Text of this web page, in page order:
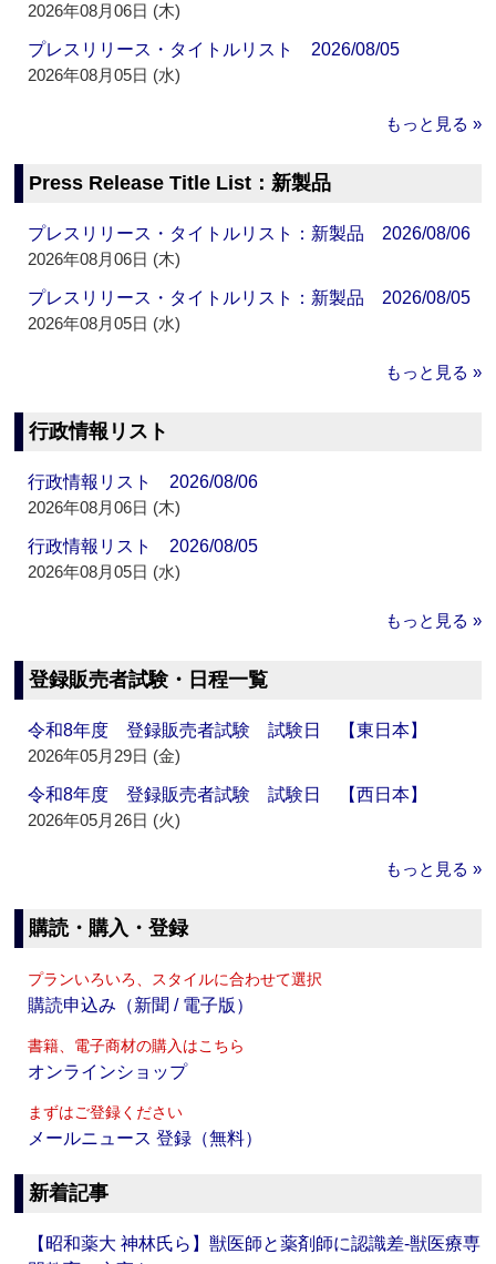
2026年08月06日 (木)
プレスリリース・タイトルリスト 2026/08/05
2026年08月05日 (水)
もっと見る »
Press Release Title List：新製品
プレスリリース・タイトルリスト：新製品 2026/08/06
2026年08月06日 (木)
プレスリリース・タイトルリスト：新製品 2026/08/05
2026年08月05日 (水)
もっと見る »
行政情報リスト
行政情報リスト 2026/08/06
2026年08月06日 (木)
行政情報リスト 2026/08/05
2026年08月05日 (水)
もっと見る »
登録販売者試験・日程一覧
令和8年度 登録販売者試験 試験日 【東日本】
2026年05月29日 (金)
令和8年度 登録販売者試験 試験日 【西日本】
2026年05月26日 (火)
もっと見る »
購読・購入・登録
プランいろいろ、スタイルに合わせて選択
購読申込み（新聞 / 電子版）
書籍、電子商材の購入はこちら
オンラインショップ
まずはご登録ください
メールニュース 登録（無料）
新着記事
【昭和薬大 神林氏ら】獣医師と薬剤師に認識差‐獣医療専